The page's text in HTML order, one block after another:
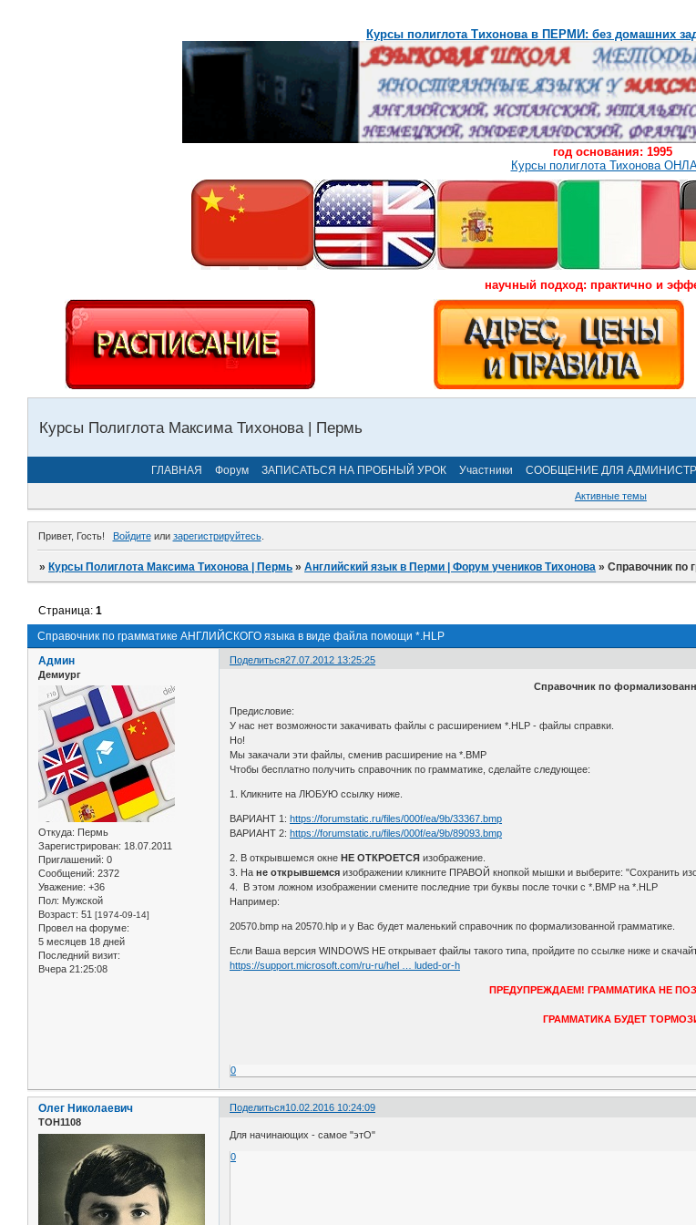
Курсы полиглота Тихонова в ПЕРМИ: без домашних
год основания: 1995
Курсы полиглота Тихонова
научный подход: практично и
Курсы Полиглота Максима Тихонова | Пермь
ГЛАВНАЯ Форум ЗАПИСАТЬСЯ НА ПРОБНЫЙ УРОК Участники СООБЩЕНИЕ ДЛЯ
Активные темы
Привет, Гость! Войдитеили зарегистрируйтесь.
»Курсы Полиглота Максима Тихонова | Пермь »Английский язык в Перми | Форум учеников Тихонова »Справочник по
Справочник по грамматике АНГЛИЙСКОГО языка в виде файла помощи *.HLP
Страница:1
Поделиться27.07.2012 13:25:25
Админ
Демиург
Откуда: Пермь
Зарегистрирован: 18.07.2011
Приглашений: 0
Сообщений: 2372
Уважение: +36
Пол: Мужской
Возраст: 51 [1974-09-14]
Провел на форуме:
5 месяцев 18 дней
Последний визит:
Вчера 21:25:08
Справочник по
Предисловие:
У нас нет возможности закачивать файлы с расширением *.HLP - файлы справки.
Но!
Мы закачали эти файлы, сменив расширение на *.BMP
Чтобы бесплатно получить справочник по грамматике, сделайте следующее:
1. Кликните на ЛЮБУЮ ссылку ниже.
ВАРИАНТ 1: https://forumstatic.ru/files/000f/ea/9b/33367.bmp
ВАРИАНТ 2: https://forumstatic.ru/files/000f/ea/9b/89093.bmp
2. В открывшемся окне НЕ ОТКРОЕТСЯ изображение.
3. Нане открывшемся изображении кликните ПРАВОЙ кнопкой мышки и выберите: "Сохранить
4. В этом ложном изображении смените последние три буквы после точки с *.BMP на *.HLP
Например:
20570.bmp на 20570.hlp и у Вас будет маленький справочник по формализованной грамматике.
Если Ваша версия WINDOWS НЕ открывает файлы такого типа, пройдите по ссылке ниже и
https://support.microsoft.com/ru-ru/hel … luded-or-h
ПРЕДУПРЕЖДАЕМ! ГРАММАТИКА НЕ
ГРАММАТИКА БУДЕТ
0
Поделиться10.02.2016 10:24:09
Олег Николаевич
ТОН1108
Для начинающих - самое "этО"
0